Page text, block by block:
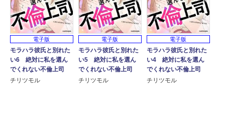
電子版
モラハラ彼氏と別れた
い6 絶対に私を選ん
でくれない不倫上司
チリツモル
電子版
モラハラ彼氏と別れた
い5 絶対に私を選ん
でくれない不倫上司
チリツモル
電子版
モラハラ彼氏と別れた
い4 絶対に私を選ん
でくれない不倫上司
チリツモル